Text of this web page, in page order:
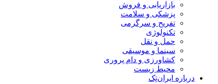
بازاریابی و فروش
پزشکی و سلامت
تفریح و سرگرمی
تکنولوژی
حمل و نقل
سینما و موسیقی
کشاورزی و دام پروری
محیط زیست
درباره ایران‌تِک